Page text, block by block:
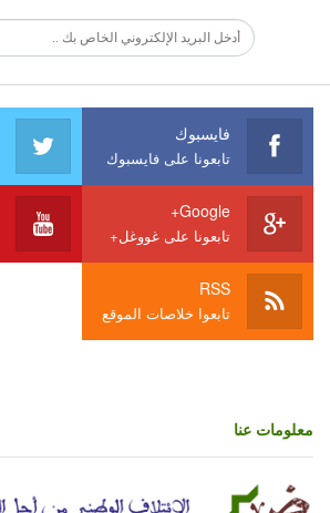
فايسبوك
تابعونا على فايسبوك
Google+
تابعونا على غووغل+
RSS
تابعوا خلاصات الموقع
معلومات عنا